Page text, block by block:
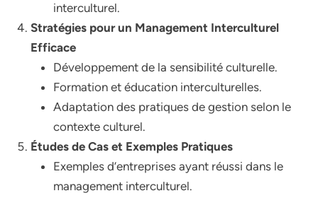
interculturel.
Stratégies pour un Management Interculturel
Efficace
Développement de la sensibilité culturelle.
Formation et éducation interculturelles.
Adaptation des pratiques de gestion selon le
contexte culturel.
Études de Cas et Exemples Pratiques
Exemples d’entreprises ayant réussi dans le
management interculturel.